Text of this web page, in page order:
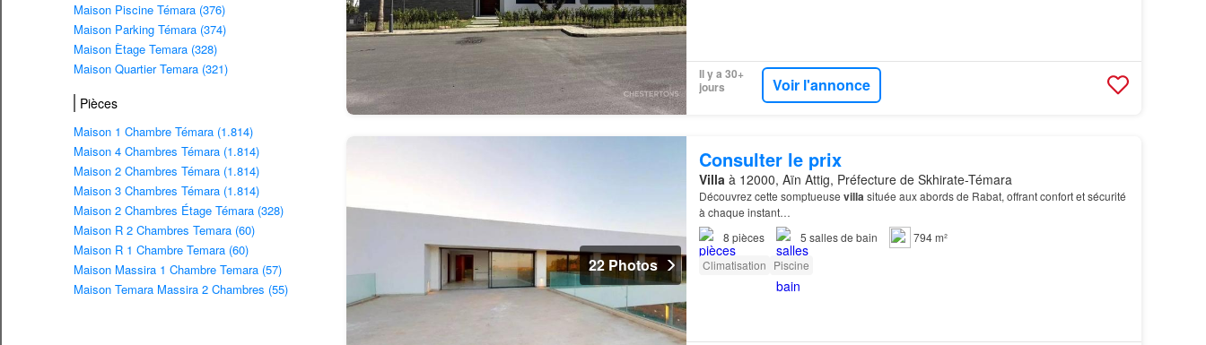
Maison Piscine Témara (376)
Maison Parking Témara (374)
Maison Ètage Temara (328)
Maison Quartier Temara (321)
Pièces
Maison 1 Chambre Témara (1.814)
Maison 4 Chambres Témara (1.814)
Maison 2 Chambres Témara (1.814)
Maison 3 Chambres Témara (1.814)
Maison 2 Chambres Étage Témara (328)
Maison R 2 Chambres Temara (60)
Maison R 1 Chambre Temara (60)
Maison Massira 1 Chambre Temara (57)
Maison Temara Massira 2 Chambres (55)
Il y a 30+
jours
Voir l'annonce
22 Photos
Consulter le prix
Villa à 12000, Aïn Attig, Préfecture de Skhirate-Témara
Découvrez cette somptueuse villasituée aux abords de Rabat, offrant confort et sécurité
à chaque instant…
8 pièces 5 salles de bain
794 m²
Climatisation Piscine